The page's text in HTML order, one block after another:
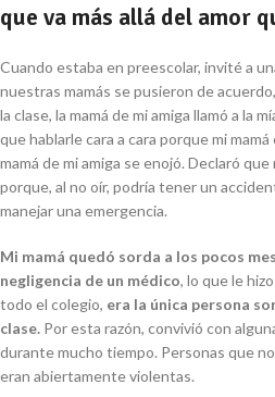
que va más allá del amor
Cuando estaba en preescolar, invité a
nuestras mamás se pusieron de
la clase, la mamá de mi amiga llamó a la
que hablarle cara a cara porque mi
mamá de mi amiga se enojó. Declaró
porque, al no oír, podría tener un
manejar una emergencia.
Mi mamá quedó sorda a los pocos
negligencia de un médico, lo que le
todo el colegio, era la única persona
clase. Por esta razón, convivió con
durante mucho tiempo. Personas que
eran abiertamente violentas.